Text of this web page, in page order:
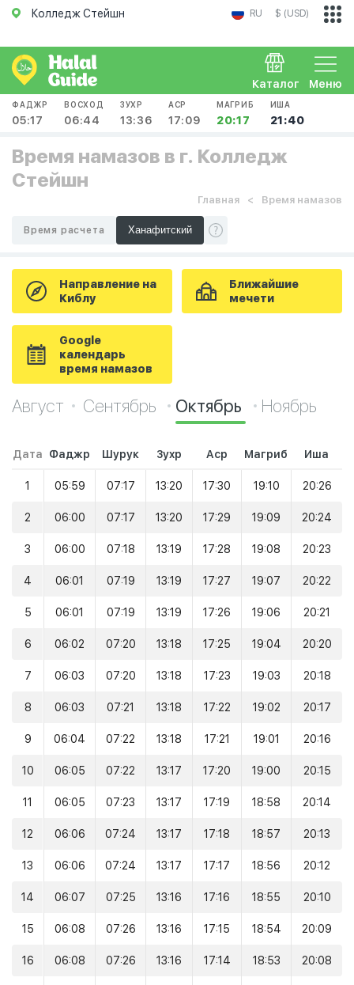
Колледж Стейшн RU $ (USD)
Меню
Каталог
ФАДЖР
05:17
ВОСХОД
06:44
ЗУХР
13:36
АСР
17:09
МАГРИБ
20:17
ИША
21:40
Время намазов в г. Колледж
Стейшн
Главная Время намазов
Время расчета
Направление на
Киблу
Ближайшие
мечети
Google
календарь
время намазов
Август Сентябрь Октябрь Ноябрь
Дата Фаджр Шурук Зухр Аср Магриб Иша
1 05:59 07:17 13:20 17:30 19:10 20:26
2 06:00 07:17 13:20 17:29 19:09 20:24
3 06:00 07:18 13:19 17:28 19:08 20:23
4 06:01 07:19 13:19 17:27 19:07 20:22
5 06:01 07:19 13:19 17:26 19:06 20:21
6 06:02 07:20 13:18 17:25 19:04 20:20
7 06:03 07:20 13:18 17:23 19:03 20:18
8 06:03 07:21 13:18 17:22 19:02 20:17
9 06:04 07:22 13:18 17:21 19:01 20:16
10 06:05 07:22 13:17 17:20 19:00 20:15
11 06:05 07:23 13:17 17:19 18:58 20:14
12 06:06 07:24 13:17 17:18 18:57 20:13
13 06:06 07:24 13:17 17:17 18:56 20:12
14 06:07 07:25 13:16 17:16 18:55 20:10
15 06:08 07:26 13:16 17:15 18:54 20:09
16 06:08 07:26 13:16 17:14 18:53 20:08